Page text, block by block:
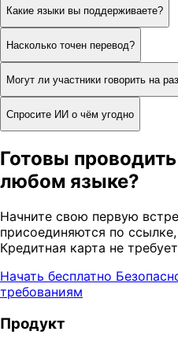
Какие языки вы поддерживаете?
Насколько точен перевод?
Могут ли участники говорить на
Спросите ИИ о чём угодно
Готовы
любом языке?
Начните свою первую
присоединяются по
Кредитная карта не
Начать бесплатно
требованиям
Продукт